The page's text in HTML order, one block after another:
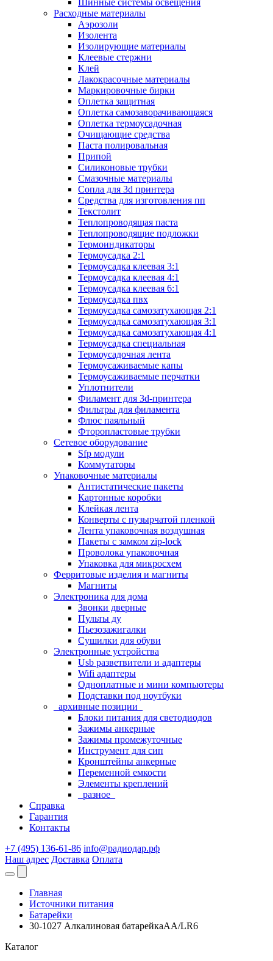
Расходные материалы
Аэрозоли
Изолента
Изолирующие материалы
Клеевые стержни
Клей
Лакокрасочные материалы
Маркировочные бирки
Оплетка защитная
Оплетка самозаворачивающаяся
Оплетка термоусадочная
Очищающие средства
Паста полировальная
Припой
Силиконовые трубки
Смазочные материалы
Сопла для 3d принтера
Средства для изготовления пп
Текстолит
Теплопроводящая паста
Теплопроводящие подложки
Термоиндикаторы
Термоусадка 2:1
Термоусадка клеевая 3:1
Термоусадка клеевая 4:1
Термоусадка клеевая 6:1
Термоусадка пвх
Термоусадка самозатухающая 2:1
Термоусадка самозатухающая 3:1
Термоусадка самозатухающая 4:1
Термоусадка специальная
Термоусадочная лента
Термоусаживаемые капы
Термоусаживаемые перчатки
Уплотнители
Филамент для 3d-принтера
Фильтры для филамента
Флюс паяльный
Фторопластовые трубки
Сетевое оборудование
Sfp модули
Коммутаторы
Упаковочные материалы
Антистатические пакеты
Картонные коробки
Клейкая лента
Конверты с пузырчатой пленкой
Лента упаковочная воздушная
Пакеты с замком zip-lock
Проволока упаковочная
Упаковка для микросхем
Ферритовые изделия и магниты
Магниты
Электроника для дома
Звонки дверные
Пульты ду
Пьезозажигалки
Сушилки для обуви
Электронные устройства
Usb разветвители и адаптеры
Wifi адаптеры
Одноплатные и мини компьютеры
Подставки под ноутбуки
_архивные позиции_
Блоки питания для светодиодов
Зажимы анкерные
Зажимы промежуточные
Инструмент для сип
Кронштейны анкерные
Переменной емкости
Элементы креплений
_разное_
Справка
Гарантия
Контакты
+7 (495) 136-61-86 info@радиодар.рф
Наш адрес Доставка Оплата
Главная
Источники питания
Батарейки
30-1027 Алкалиновая батарейкаAA/LR6
Каталог